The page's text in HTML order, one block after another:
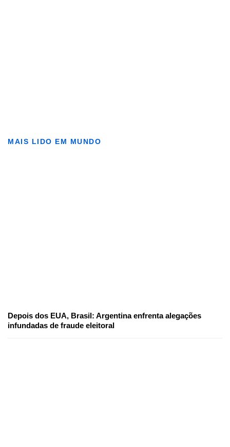
MAIS LIDO EM MUNDO
Depois dos EUA, Brasil: Argentina enfrenta alegações
infundadas de fraude eleitoral